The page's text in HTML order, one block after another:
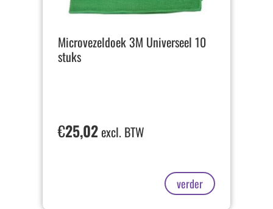
Microvezeldoek 3M Universeel 10
stuks
€25,02excl. BTW
verder